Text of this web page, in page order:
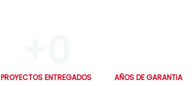
PROYECTOS ENTREGADOS AÑOS DE GARANTIA